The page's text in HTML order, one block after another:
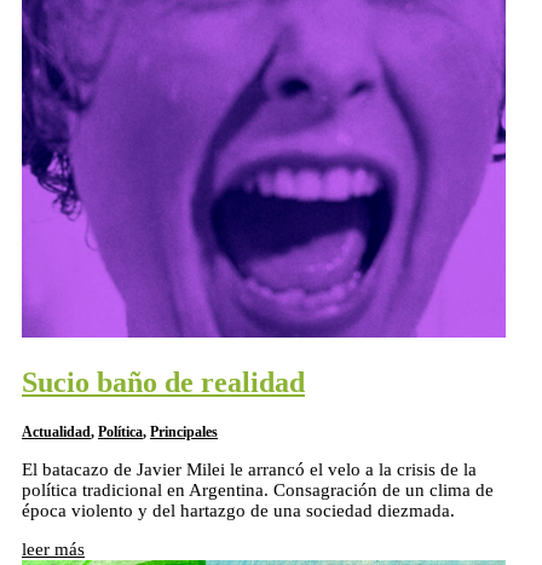
Sucio baño de realidad
Actualidad, Política, Principales
El batacazo de Javier Milei le arrancó el velo a la crisis de la
política tradicional en Argentina. Consagración de un clima de
época violento y del hartazgo de una sociedad diezmada.
leer más